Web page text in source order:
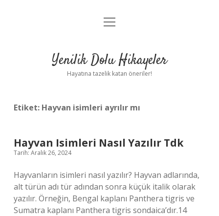
Anasayfa
Yasal Uyarı
menüyü
Yenilik Dolu Hikayeler
Hayatına tazelik katan öneriler!
Etiket: Hayvan isimleri ayrılır mı
Hayvan Isimleri Nasıl Yazılır Tdk
Tarih: Aralık 26, 2024
Hayvanların isimleri nasıl yazılır? Hayvan adlarında,
alt türün adı tür adından sonra küçük italik olarak
yazılır. Örneğin, Bengal kaplanı Panthera tigris ve
Sumatra kaplanı Panthera tigris sondaica’dır.14